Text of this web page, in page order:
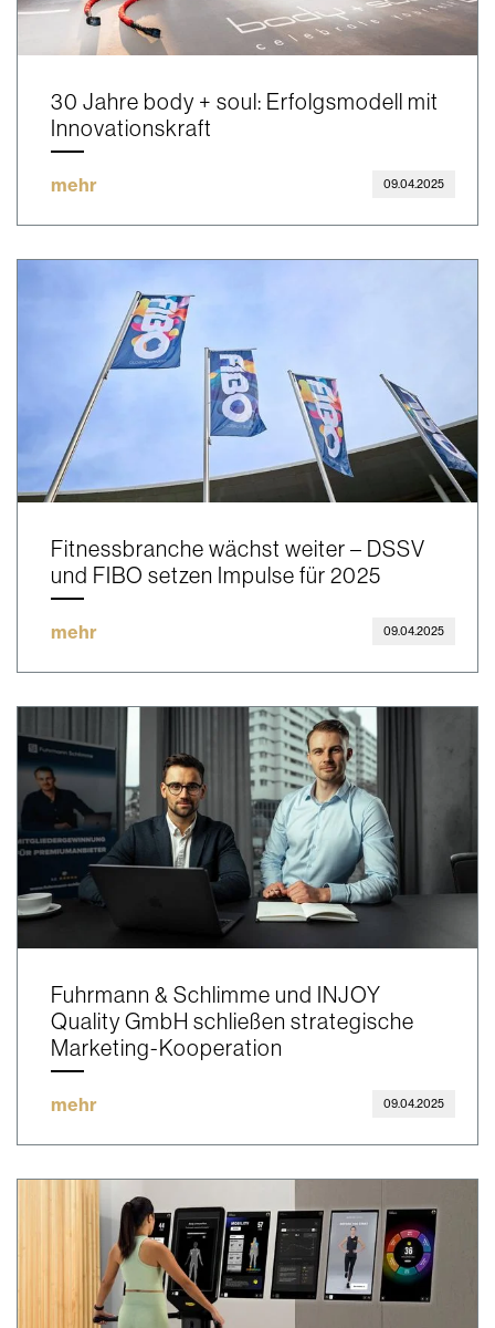
30 Jahre body + soul: Erfolgsmodell mit
Innovationskraft
mehr 09.04.2025
Fitnessbranche wächst weiter – DSSV
und FIBO setzen Impulse für 2025
mehr 09.04.2025
Fuhrmann & Schlimme und INJOY
Quality GmbH schließen strategische
Marketing-Kooperation
mehr 09.04.2025